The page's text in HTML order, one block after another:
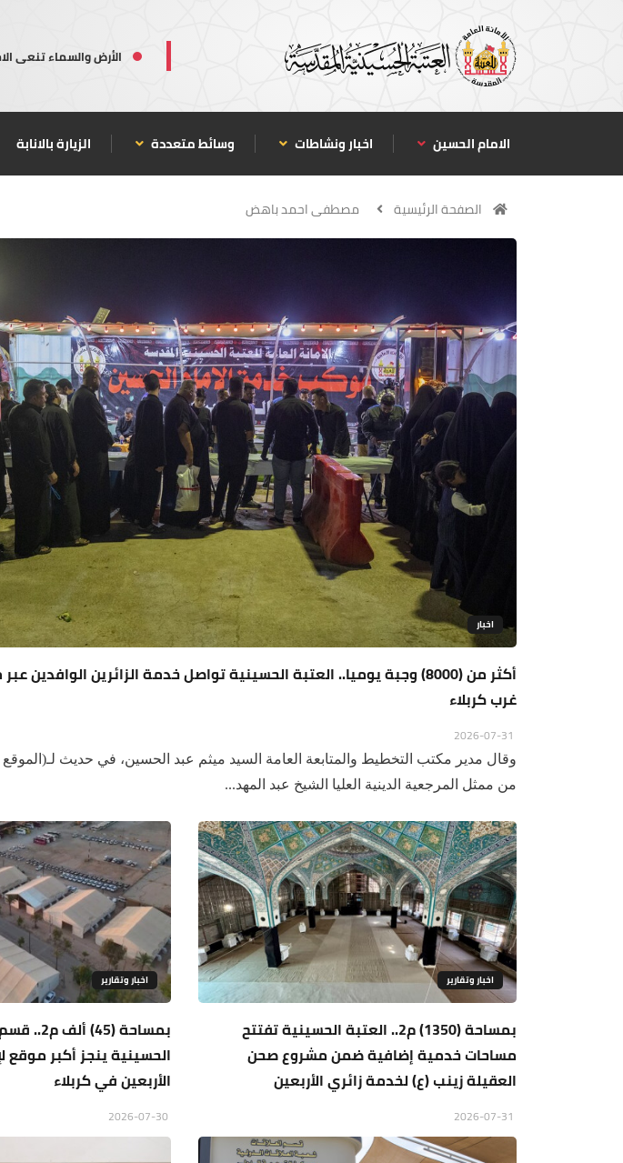
الأرض والسماء تنعى
الامام الحسين اخبار ونشاطات وسائط متعددة الزيارة بالانابة
الصفحة الرئيسية مصطفى احمد باهض
اخبار
أكثر من (8000) وجبة يوميا.. العتبة الحسينية تواصل خدمة الزائرين
غرب كربلاء
وقال مدير مكتب التخطيط والمتابعة العامة السيد ميثم عبد الحسين، في حديث لـ(الموقع
من ممثل المرجعية الدينية العليا الشيخ عبد المهد...
اخبار وتقارير
بمساحة (1350) م2.. العتبة الحسينية تفتتح
مساحات خدمية إضافية ضمن مشروع صحن
العقيلة زينب (ع) لخدمة زائري الأربعين
اخبار وتقارير
بمساحة
الحسينية ينجز أكبر موقع
الأربعين في كربلاء